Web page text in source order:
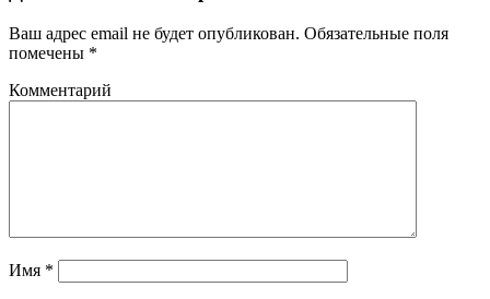
Ваш адрес email не будет опубликован. Обязательные поля
помечены *
Комментарий
Имя *